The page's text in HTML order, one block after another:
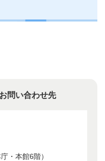
問い合わせ先
・本館6階）